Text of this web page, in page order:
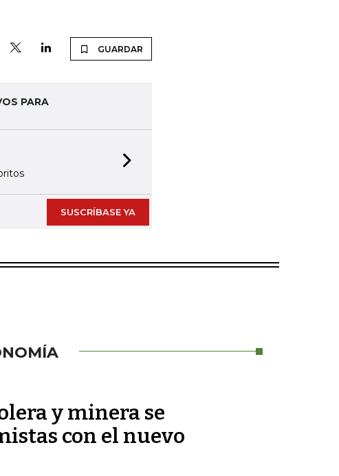
GUARDAR
PARA
SUSCRÍBASE YA
y minera se
con el nuevo